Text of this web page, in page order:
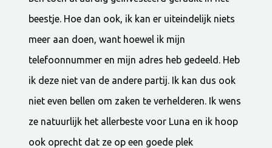
beestje. Hoe dan ook, ik kan er uiteindelijk niets
meer aan doen, want hoewel ik mijn
telefoonnummer en mijn adres heb gedeeld. Heb
ik deze niet van de andere partij. Ik kan dus ook
niet even bellen om zaken te verhelderen. Ik wens
ze natuurlijk het allerbeste voor Luna en ik hoop
ook oprecht dat ze op een goede plek